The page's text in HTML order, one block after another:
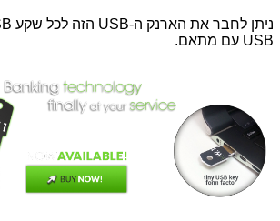
USB עם מתאם.